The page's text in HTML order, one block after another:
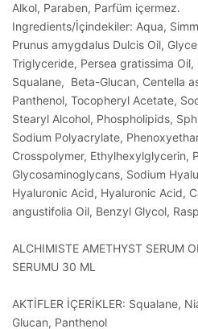
Alkol, Paraben, Parfüm içermez.
Ingredients/İçindekiler: Aqua,
Prunus amygdalus Dulcis Oil,
Triglyceride, Persea gratissima
Squalane, Beta-Glucan, Centella
Panthenol, Tocopheryl Acetate,
Stearyl Alcohol, Phospholipids,
Sodium Polyacrylate,
Crosspolymer, Ethylhexylglycerin,
Glycosaminoglycans, Sodium
Hyaluronic Acid, Hyaluronic Acid,
angustifolia Oil, Benzyl Glycol,
ALCHIMISTE AMETHYST SERUM
SERUMU 30 ML
AKTİFLER İÇERİKLER: Squalane,
Glucan, Panthenol